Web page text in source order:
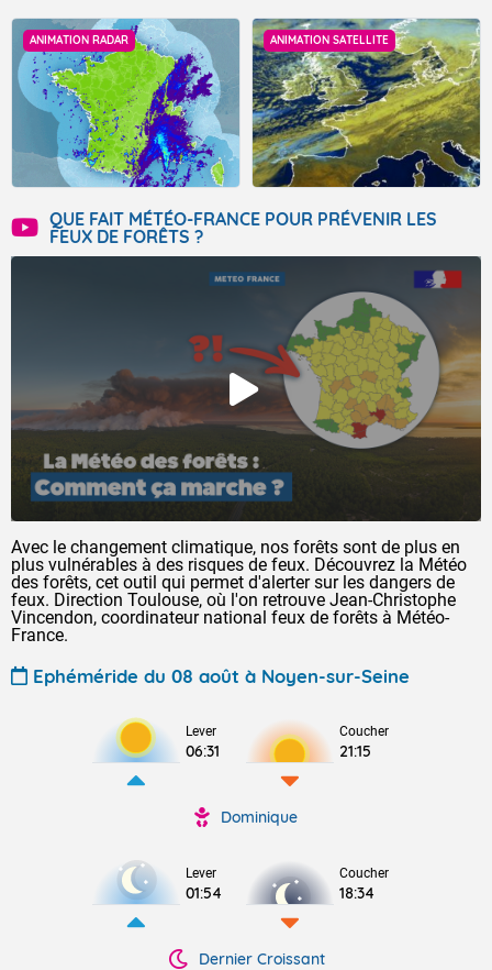
ANIMATION RADAR ANIMATION SATELLITE
QUE FAIT MÉTÉO-FRANCE POUR PRÉVENIR LES
FEUX DE FORÊTS ?
Avec le changement climatique, nos forêts sont de plus en
plus vulnérables à des risques de feux. Découvrez la Météo
des forêts, cet outil qui permet d'alerter sur les dangers de
feux. Direction Toulouse, où l'on retrouve Jean-Christophe
Vincendon, coordinateur national feux de forêts à Météo-
France.
Ephéméride du 08 août à Noyen-sur-Seine
Lever
06:31
Coucher
21:15
Dominique
Lever
01:54
Coucher
18:34
Dernier Croissant